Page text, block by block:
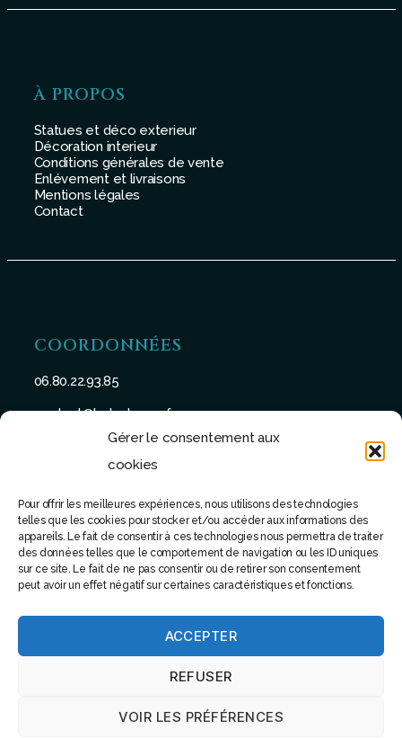
Gérer le consentement aux
cookies
Pour offrir les meilleures expériences, nous utilisons des technologies
telles que les cookies pour stocker et/ou accéder aux informations des
appareils. Le fait de consentir à ces technologies nous permettra de traiter
des données telles que le comportement de navigation ou les ID uniques
sur ce site. Le fait de ne pas consentir ou de retirer son consentement
peut avoir un effet négatif sur certaines caractéristiques et fonctions.
ACCEPTER
REFUSER
VOIR LES PRÉFÉRENCES
À PROPOS
Statues et déco exterieur
Décoration interieur
Conditions générales de vente
Enlévement et livraisons
Mentions légales
Contact
COORDONNÉES
06.80.22.93.85
contact@batu-taman.fr
SUIVEZ-NOUS
© 2022 - Tous droits réservés - Site réalisé par Software